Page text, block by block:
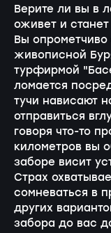
Верите ли вы в
оживет и
Вы
живописной
турфирмой
ломается
тучи нависают
отправиться
говоря что-то
километров вы
заборе висит
Страх
сомневаться в
других
забора до вас